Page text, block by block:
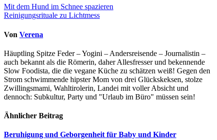
Mit dem Hund im Schnee spazieren
Reinigungsrituale zu Lichtmess
Von Verena
Häuptling Spitze Feder – Yogini – Andersreisende – Journalistin –
auch bekannt als die Römerin, daher Allesfresser und bekennende
Slow Foodista, die die vegane Küche zu schätzen weiß! Gegen den
Strom schwimmende hipster Mom von drei Glückskeksen, stolze
Zwillingsmami, Wahltirolerin, Landei mit voller Absicht und
dennoch: Subkultur, Party und "Urlaub im Büro" müssen sein!
Ähnlicher Beitrag
Beruhigung und Geborgenheit für Baby und Kinder